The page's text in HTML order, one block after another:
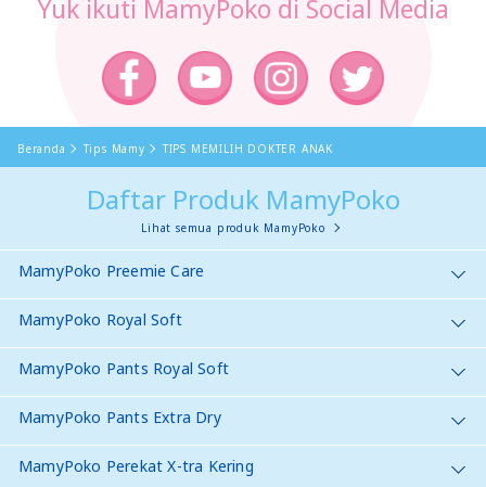
Yuk ikuti MamyPoko di Social Media
Beranda Tips Mamy TIPS MEMILIH DOKTER ANAK
Daftar Produk MamyPoko
Lihat semua produk MamyPoko
MamyPoko Preemie Care
MamyPoko Royal Soft
MamyPoko Pants Royal Soft
MamyPoko Pants Extra Dry
MamyPoko Perekat X-tra Kering